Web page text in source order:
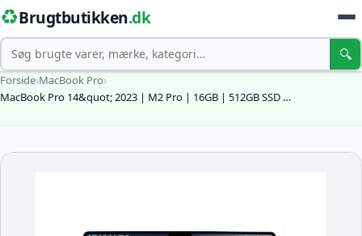
♻️Brugtbutikken.dk
Søg 🔍
Forside›MacBook Pro›
MacBook Pro 14&quot; 2023 | M2 Pro | 16GB | 512GB SSD …